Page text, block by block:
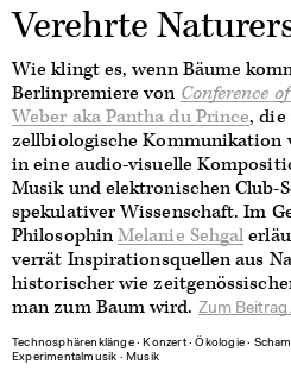
Verehrte
Wie klingt es, wenn Bäume
Berlinpremiere von Conference
Weber aka Pantha du Prince, die
zellbiologische Kommunikation
in eine audio-visuelle
Musik und elektronischen Club-
spekulativer Wissenschaft. Im
PhilosophinMelanie Sehgal
verrät Inspirationsquellen aus
historischer wie
man zum Baum wird. Zum
Technosphärenklänge∙ Konzert∙Ökologie ∙
Experimentalmusik ∙ Musik